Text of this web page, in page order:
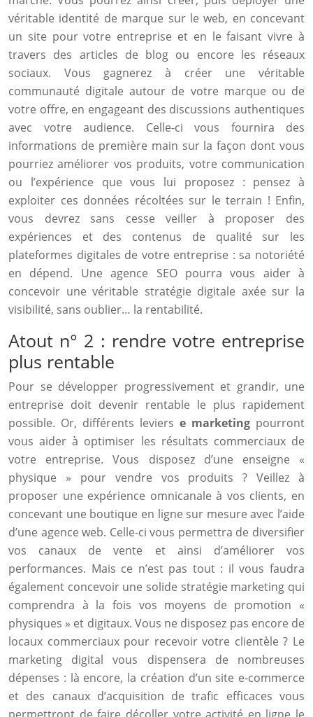
véritable identité de marque sur le web, en concevant
un site pour votre entreprise et en le faisant vivre à
travers des articles de blog ou encore les réseaux
sociaux. Vous gagnerez à créer une véritable
communauté digitale autour de votre marque ou de
votre offre, en engageant des discussions authentiques
avec votre audience. Celle-ci vous fournira des
informations de première main sur la façon dont vous
pourriez améliorer vos produits, votre communication
ou l’expérience que vous lui proposez : pensez à
exploiter ces données récoltées sur le terrain ! Enfin,
vous devrez sans cesse veiller à proposer des
expériences et des contenus de qualité sur les
plateformes digitales de votre entreprise : sa notoriété
en dépend. Une agence SEO pourra vous aider à
concevoir une véritable stratégie digitale axée sur la
visibilité, sans oublier… la rentabilité.
Atout n° 2 : rendre votre entreprise
plus rentable
Pour se développer progressivement et grandir, une
entreprise doit devenir rentable le plus rapidement
possible. Or, différents leviers e marketing pourront
vous aider à optimiser les résultats commerciaux de
votre entreprise. Vous disposez d’une enseigne «
physique » pour vendre vos produits ? Veillez à
proposer une expérience omnicanale à vos clients, en
concevant une boutique en ligne sur mesure avec l’aide
d’une agence web. Celle-ci vous permettra de diversifier
vos canaux de vente et ainsi d’améliorer vos
performances. Mais ce n’est pas tout : il vous faudra
également concevoir une solide stratégie marketing qui
comprendra à la fois vos moyens de promotion «
physiques » et digitaux. Vous ne disposez pas encore de
locaux commerciaux pour recevoir votre clientèle ? Le
marketing digital vous dispensera de nombreuses
dépenses : là encore, la création d’un site e-commerce
et des canaux d’acquisition de trafic efficaces vous